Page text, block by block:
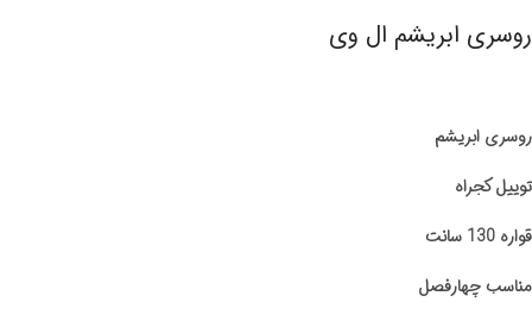
روسری ابریشم ال وی
روسری ابریشم
توییل کجراه
قواره 130 سانت
مناسب چهارفصل